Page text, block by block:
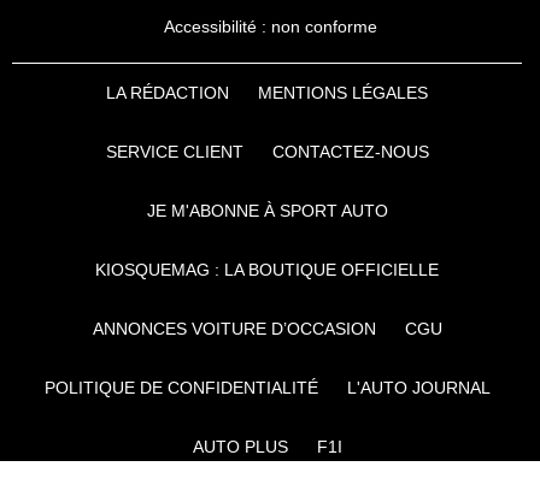
Accessibilité : non conforme
LA RÉDACTION MENTIONS LÉGALES
SERVICE CLIENT CONTACTEZ-NOUS
JE M'ABONNE À SPORT AUTO
KIOSQUEMAG : LA BOUTIQUE OFFICIELLE
ANNONCES VOITURE D’OCCASION CGU
POLITIQUE DE CONFIDENTIALITÉ L'AUTO JOURNAL
AUTO PLUS F1I